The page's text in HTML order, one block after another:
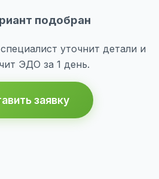
подобран
уточнит детали и
ЭДО за 1 день.
заявку